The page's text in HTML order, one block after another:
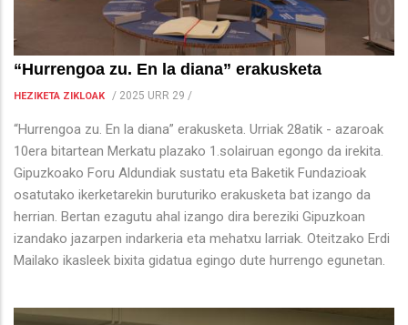
“Hurrengoa zu. En la diana” erakusketa
HEZIKETA ZIKLOAK / 2025 URR 29 /
“Hurrengoa zu. En la diana” erakusketa. Urriak 28atik - azaroak
10era bitartean Merkatu plazako 1.solairuan egongo da irekita.
Gipuzkoako Foru Aldundiak sustatu eta Baketik Fundazioak
osatutako ikerketarekin buruturiko erakusketa bat izango da
herrian. Bertan ezagutu ahal izango dira bereziki Gipuzkoan
izandako jazarpen indarkeria eta mehatxu larriak. Oteitzako Erdi
Mailako ikasleek bixita gidatua egingo dute hurrengo egunetan.